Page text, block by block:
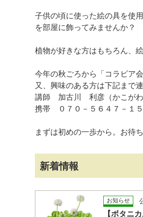
子供の頃に使った絵の具を使
を部屋に飾ってみませんか？
植物が好きな方はもちろん、
今年の秋ごろから「コラビア
又、興味のある方は下記まで
講師 加古川 利彦（かこが
携帯 ０７０－５６４７－１５
まずは初めの一歩から。お待
新着情報
お知らせ
【ボタニ